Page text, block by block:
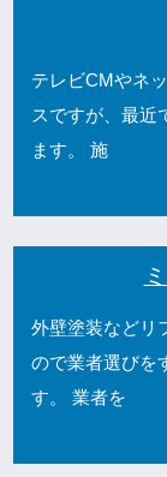
テレビCMやネ
スですが、最近
ます。 施
外壁塗装などリ
ので業者選びを
す。 業者を